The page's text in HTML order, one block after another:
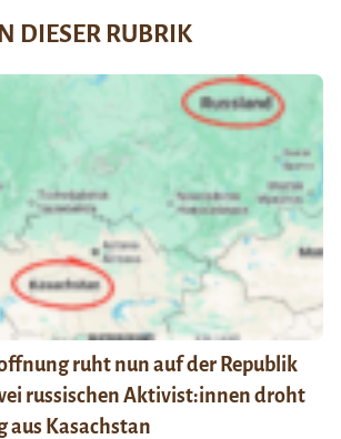
DIESER RUBRIK
ruht nun auf der Republik
russischen Aktivist:innen droht
aus Kasachstan